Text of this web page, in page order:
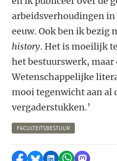
arbeidsverhoudingen
eeuw. Ook ben ik bezig
history. Het is moeilijk
het bestuurswerk,
Wetenschappelijke
mooi tegenwicht aan al
vergaderstukken.’
FACULTEITSBESTUUR
Delen op Facebook
Delen via Bluesky
Delen op LinkedIn
Delen via
Delen